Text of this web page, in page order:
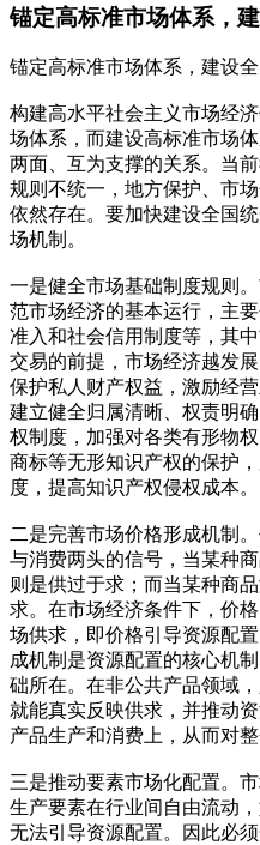
锚定高标准市场体系，
锚定高标准市场体系，建设
构建高水平社会主义市场经
场体系，而建设高标准市场
两面、互为支撑的关系。当
规则不统一，地方保护、市
依然存在。要加快建设全国
场机制。
一是健全市场基础制度规则
范市场经济的基本运行，主
准入和社会信用制度等，其
交易的前提，市场经济越发
保护私人财产权益，激励经
建立健全归属清晰、权责明
权制度，加强对各类有形物
商标等无形知识产权的保护
度，提高知识产权侵权成本。
二是完善市场价格形成机制
与消费两头的信号，当某种
则是供过于求；而当某种商
求。在市场经济条件下，价
场供求，即价格引导资源配
成机制是资源配置的核心机
础所在。在非公共产品领域
就能真实反映供求，并推动
产品生产和消费上，从而对
三是推动要素市场化配置。
生产要素在行业间自由流动
无法引导资源配置。因此必